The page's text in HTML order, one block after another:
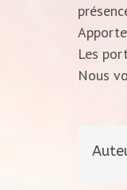
Les
Nous